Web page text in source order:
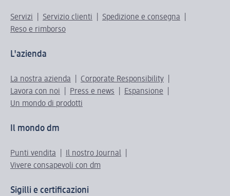
Servizi Servizio clienti
Spedizione e consegna
Reso e rimborso
L'azienda
La nostra azienda
Corporate Responsibility
Lavora con noi
Press e news
Espansione
Un mondo di prodotti
Il mondo dm
Punti vendita
Il nostro Journal
Vivere consapevoli con dm
Sigilli e certificazioni